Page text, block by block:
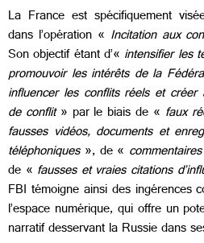
La France est spécifiquement
dans l’opération « Incitation aux
Son objectif étant d’« intensifier les
promouvoir les intérêts de la
influencer les conflits réels et créer
de conflit» par le biais de « faux
fausses vidéos, documents et
téléphoniques», de «
de « fausses et vraies citations
FBI témoigne ainsi des ingérences
l’espace numérique, qui offre un
narratif desservant la Russie dans